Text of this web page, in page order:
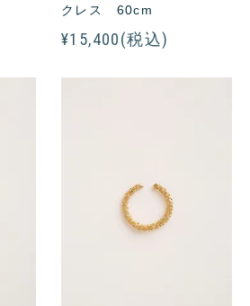
クレス 60cm
¥15,400(税込)